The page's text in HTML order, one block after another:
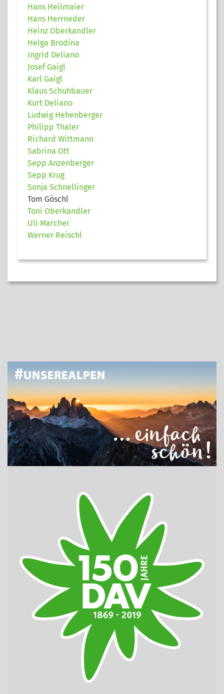
Hans Heilmaier
Hans Herrneder
Heinz Oberkandler
Helga Brodina
Ingrid Deliano
Josef Gaigl
Karl Gaigl
Klaus Schuhbauer
Kurt Deliano
Ludwig Hehenberger
Philipp Thaler
Richard Wittmann
Sabrina Ott
Sepp Anzenberger
Sepp Krug
Sonja Schnellinger
Tom Göschl
Toni Oberkandler
Uli Marcher
Werner Reischl